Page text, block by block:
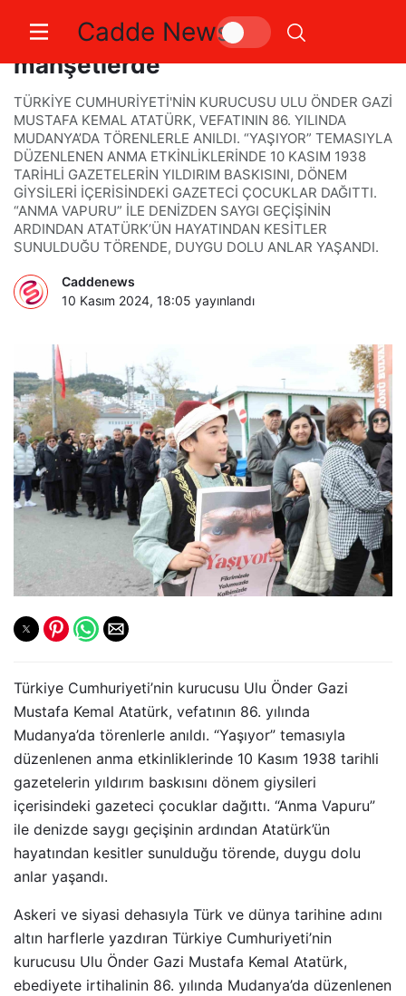
Cadde News
Atatürk sevgisi 86 yıldır
manşetlerde
TÜRKİYE CUMHURİYETİ'NİN KURUCUSU ULU ÖNDER GAZİ
MUSTAFA KEMAL ATATÜRK, VEFATININ 86. YILINDA
MUDANYA’DA TÖRENLERLE ANILDI. “YAŞIYOR” TEMASIYLA
DÜZENLENEN ANMA ETKİNLİKLERİNDE 10 KASIM 1938
TARİHLİ GAZETELERİN YILDIRIM BASKISINI, DÖNEM
GİYSİLERİ İÇERİSİNDEKİ GAZETECİ ÇOCUKLAR DAĞITTI.
“ANMA VAPURU” İLE DENİZDEN SAYGI GEÇİŞİNİN
ARDINDAN ATATÜRK’ÜN HAYATINDAN KESİTLER
SUNULDUĞU TÖRENDE, DUYGU DOLU ANLAR YAŞANDI.
Caddenews
10 Kasım 2024, 18:05 yayınlandı
Türkiye Cumhuriyeti’nin kurucusu Ulu Önder Gazi
Mustafa Kemal Atatürk, vefatının 86. yılında
Mudanya’da törenlerle anıldı. “Yaşıyor” temasıyla
düzenlenen anma etkinliklerinde 10 Kasım 1938 tarihli
gazetelerin yıldırım baskısını dönem giysileri
içerisindeki gazeteci çocuklar dağıttı. “Anma Vapuru”
ile denizde saygı geçişinin ardından Atatürk’ün
hayatından kesitler sunulduğu törende, duygu dolu
anlar yaşandı.
Askeri ve siyasi dehasıyla Türk ve dünya tarihine adını
altın harflerle yazdıran Türkiye Cumhuriyeti’nin
kurucusu Ulu Önder Gazi Mustafa Kemal Atatürk,
ebediyete irtihalinin 86. yılında Mudanya’da düzenlenen